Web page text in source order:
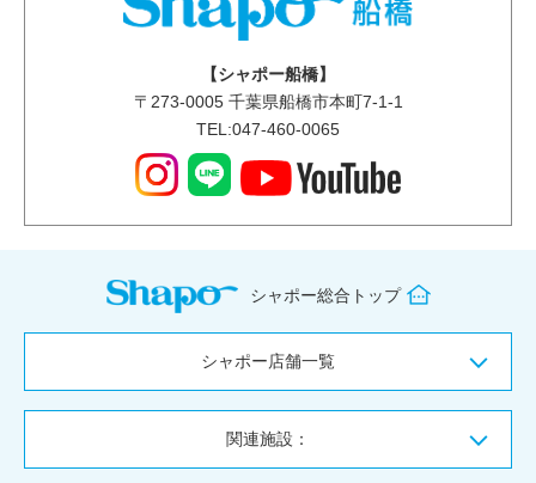
【シャポー船橋】
〒 273-0005千葉県船橋市本町7-1-1
TEL:047-460-0065
シャポー総合トップ
シャポー店舗一覧
関連施設：